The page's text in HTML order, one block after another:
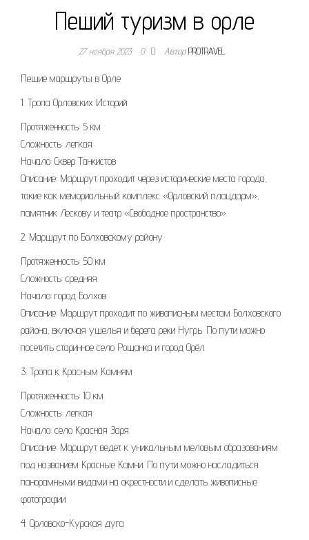
Пеший туризм в орле
27 ноября 2023 0 АвторPROTRAVEL
Пешие маршруты в Орле
1. Тропа Орловских Историй
Протяженность: 5 км
Сложность: легкая
Начало: Сквер Танкистов
Описание: Маршрут проходит через исторические места города,
такие как мемориальный комплекс «Орловский плацдарм»,
памятник Лескову и театр «Свободное пространство».
2. Маршрут по Болховскому району
Протяженность: 50 км
Сложность: средняя
Начало: город Болхов
Описание: Маршрут проходит по живописным местам Болховского
района, включая ущелья и берега реки Нугрь. По пути можно
посетить старинное село Рощанка и город Орёл.
3. Тропа к Красным Камням
Протяженность: 10 км
Сложность: легкая
Начало: село Красная Заря
Описание: Маршрут ведет к уникальным меловым образованиям
под названием Красные Камни. По пути можно насладиться
панорамными видами на окрестности и сделать живописные
фотографии.
4. Орловско-Курская дуга